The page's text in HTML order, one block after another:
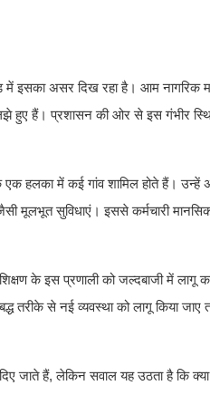
में इसका असर दिख रहा है। आम
हैं। प्रशासन की ओर से इस गंभीर स्थिति
एक हलका में कई गांव शामिल होते हैं।
मूलभूत सुविधाएं। इससे कर्मचारी
के इस प्रणाली को जल्दबाजी में लागू
तरीके से नई व्यवस्था को लागू किया
हैं, लेकिन सवाल यह उठता है कि क्या